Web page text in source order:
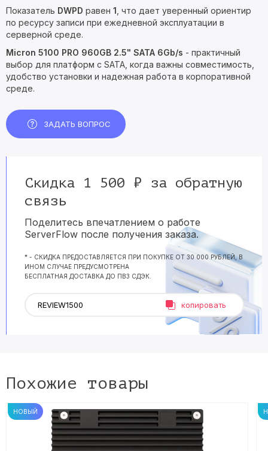
Показатель DWPD равен 1 , что дает уверенный ориентир
по ресурсу записи при ежедневной эксплуатации в
серверной среде.
Micron 5100 PRO 960GB 2.5" SATA 6Gb/s - практичный
выбор для платформ с SATA, когда важны совместимость,
удобство установки и надежная работа в корпоративной
среде.
ЗАДАТЬ ВОПРОС
Скидка 1 500 ₽ за обратную
связь
Поделитесь впечатлением о работе
ServerFlow после получения заказа.
* - СКИДКА ПРЕДОСТАВЛЯЕТСЯ ПРИ ПОКУПКЕ ОТ 30 000 РУБЛЕЙ, В
ИНОМ СЛУЧАЕ ПРЕДУСМОТРЕНА
БЕСПЛАТНАЯ ДОСТАВКА ДО ПВЗ СДЭК.
копировать
Похожие товары
НОВЫЙ